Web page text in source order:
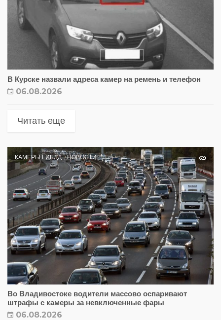
В Курске назвали адреса камер на ремень и телефон
06.08.2026
Читать еще
КАМЕРЫ ГИБДД НОВОСТИ
Во Владивостоке водители массово оспаривают
штрафы с камеры за невключенные фары
06.08.2026